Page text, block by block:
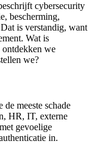
cybersecurity
bescherming,
is verstandig, want
Wat is
ontdekken we
we?
de meeste schade
HR, IT, externe
gevoelige
in.